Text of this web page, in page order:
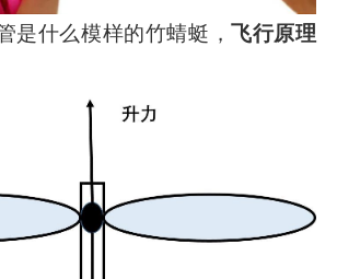
是什么模样的竹蜻蜓，飞行原理